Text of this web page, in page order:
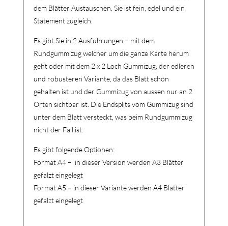
dem Blätter Austauschen. Sie ist fein, edel und ein
Statement zugleich.
Es gibt Sie in 2 Ausführungen – mit dem
Rundgummizug welcher um die ganze Karte herum
geht oder mit dem 2 x 2 Loch Gummizug, der edleren
und robusteren Variante, da das Blatt schön
gehalten ist und der Gummizug von aussen nur an 2
Orten sichtbar ist. Die Endsplits vom Gummizug sind
unter dem Blatt versteckt, was beim Rundgummizug
nicht der Fall ist.
Es gibt folgende Optionen:
Format A4 – in dieser Version werden A3 Blätter
gefalzt eingelegt
Format A5 – in dieser Variante werden A4 Blätter
gefalzt eingelegt